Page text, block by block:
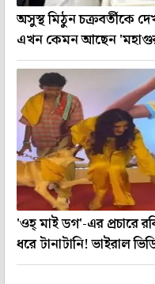
অসুস্থ মিঠুন চক্রবর্তীকে
এখন কেমন আছেন
'ওহ্ মাই ডগ'-এর প্রচারে
ধরে টানাটানি! ভাইরাল